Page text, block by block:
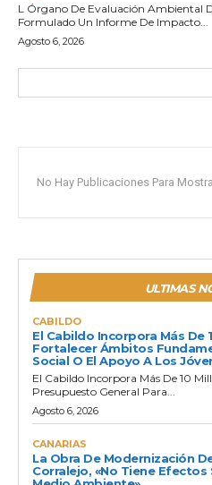
L Órgano De Evaluación Ambiental
Formulado Un Informe De Impacto...
Agosto 6, 2026
No Hay Publicaciones Para
ULTIMAS
CABILDO
El Cabildo Incorpora Más De
Fortalecer Ámbitos
Social O El Apoyo A Los
El Cabildo Incorpora Más De 10
Presupuesto General Para...
Agosto 6, 2026
CANARIAS
La Obra De Modernización
Corralejo, «no Tiene